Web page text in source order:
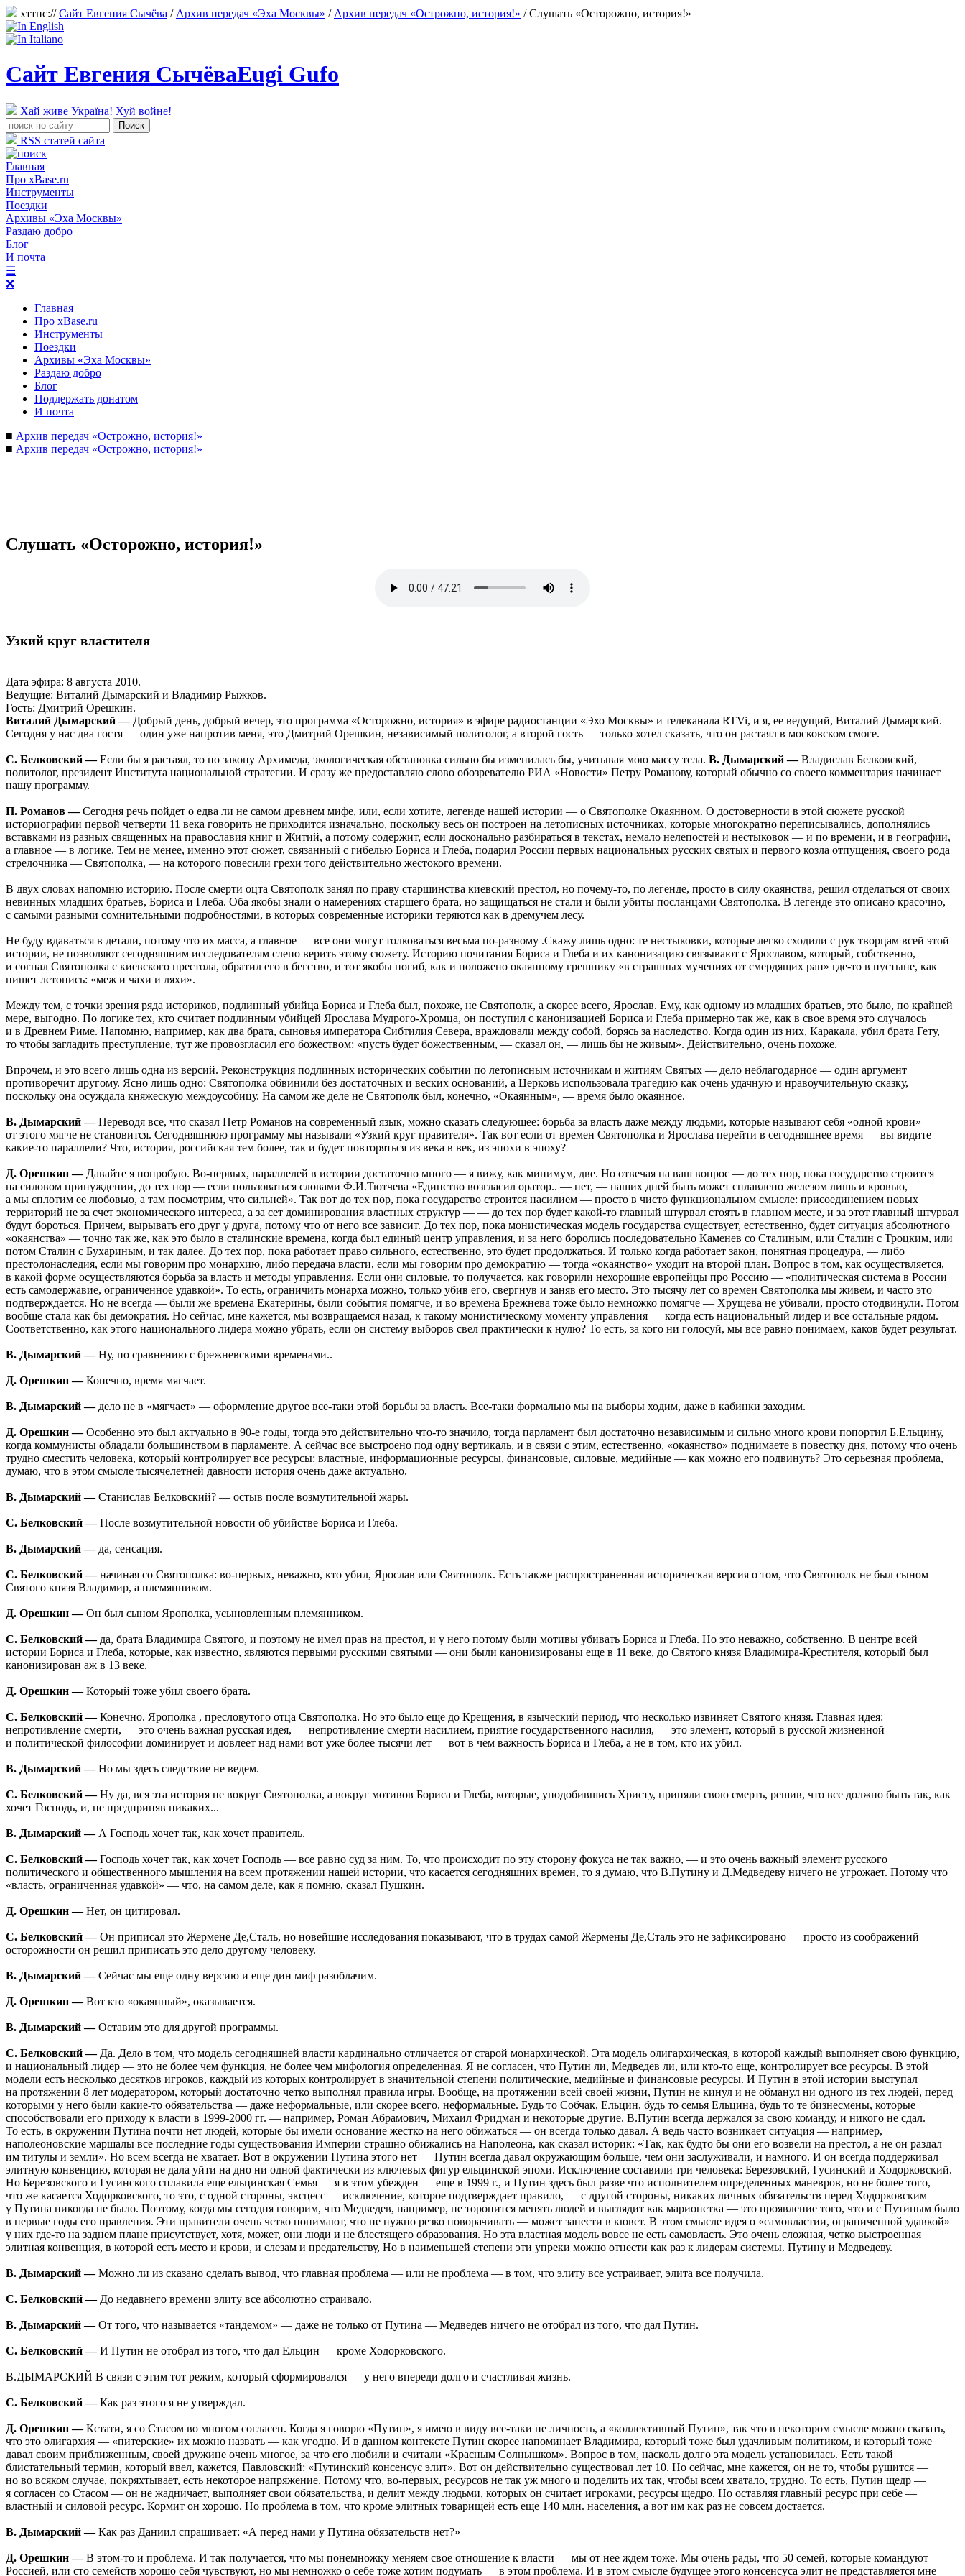
хттпс://Сайт Евгения Сычёва / Архив передач «Эха Москвы» / Архив передач «Острожно, история!» /Слушать «Осторожно, история!»
Сайт Евгения СычёваEugi Gufo
Хай живе Україна! Хуй войне!
RSS статей сайта
Главная
Про xBase.ru
Инструменты
Поездки
Архивы «Эха Москвы»
Раздаю добро
Блог
И почта
☰
❌
Главная
Про xBase.ru
Инструменты
Поездки
Архивы «Эха Москвы»
Раздаю добро
Блог
Поддержать донатом
И почта
■ Архив передач «Острожно, история!»
■ Архив передач «Острожно, история!»
Слушать «Осторожно, история!»
Узкий круг властителя
Дата эфира: 8 августа 2010.
Ведущие: Виталий Дымарский и Владимир Рыжков.
Гость: Дмитрий Орешкин.
Виталий Дымарский —Добрый день, добрый вечер, это программа «Осторожно, история» в эфире радиостанции «Эхо Москвы» и телеканала RTVi, и я, ее ведущий, Виталий Дымарский.
Сегодня у нас два гостя — один уже напротив меня, это Дмитрий Орешкин, независимый политолог, а второй гость — только хотел сказать, что он растаял в московском смоге.
С. Белковский —Если бы я растаял, то по закону Архимеда, экологическая обстановка сильно бы изменилась бы, учитывая мою массу тела. В. Дымарский —Владислав Белковский,
политолог, президент Института национальной стратегии. И сразу же предоставляю слово обозревателю РИА «Новости» Петру Романову, который обычно со своего комментария начинает
нашу программу.
П. Романов —Сегодня речь пойдет о едва ли не самом древнем мифе, или, если хотите, легенде нашей истории — о Святополке Окаянном. О достоверности в этой сюжете русской
историографии первой четверти 11 века говорить не приходится изначально, поскольку весь он построен на летописных источниках, которые многократно переписывались, дополнялись
вставками из разных священных на православия книг и Житий, а потому содержит, если досконально разбираться в текстах, немало нелепостей и нестыковок — и по времени, и в географии,
а главное — в логике. Тем не менее, именно этот сюжет, связанный с гибелью Бориса и Глеба, подарил России первых национальных русских святых и первого козла отпущения, своего рода
стрелочника — Святополка, — на которого повесили грехи того действительно жестокого времени.
В двух словах напомню историю. После смерти оцта Святополк занял по праву старшинства киевский престол, но почему-то, по легенде, просто в силу окаянства, решил отделаться от своих
невинных младших братьев, Бориса и Глеба. Оба якобы знали о намерениях старшего брата, но защищаться не стали и были убиты посланцами Святополка. В легенде это описано красочно,
с самыми разными сомнительными подробностями, в которых современные историки теряются как в дремучем лесу.
Не буду вдаваться в детали, потому что их масса, а главное — все они могут толковаться весьма по-разному .Скажу лишь одно: те нестыковки, которые легко сходили с рук творцам всей этой
истории, не позволяют сегодняшним исследователям слепо верить этому сюжету. Историю почитания Бориса и Глеба и их канонизацию связывают с Ярославом, который, собственно,
и согнал Святополка с киевского престола, обратил его в бегство, и тот якобы погиб, как и положено окаянному грешнику «в страшных мучениях от смердящих ран» где-то в пустыне, как
пишет летопись: «меж и чахи и ляхи».
Между тем, с точки зрения ряда историков, подлинный убийца Бориса и Глеба был, похоже, не Святополк, а скорее всего, Ярослав. Ему, как одному из младших братьев, это было, по крайней
мере, выгодно. По логике тех, кто считает подлинным убийцей Ярослава Мудрого-Хромца, он поступил с канонизацией Бориса и Глеба примерно так же, как в свое время это случалось
и в Древнем Риме. Напомню, например, как два брата, сыновья императора Сибтилия Севера, враждовали между собой, борясь за наследство. Когда один из них, Каракала, убил брата Гету,
то чтобы загладить преступление, тут же провозгласил его божеством: «пусть будет божественным, — сказал он, — лишь бы не живым». Действительно, очень похоже.
Впрочем, и это всего лишь одна из версий. Реконструкция подлинных исторических событии по летописным источникам и житиям Святых — дело неблагодарное — один аргумент
противоречит другому. Ясно лишь одно: Святополка обвинили без достаточных и веских оснований, а Церковь использовала трагедию как очень удачную и нравоучительную сказку,
поскольку она осуждала княжескую междоусобицу. На самом же деле не Святополк был, конечно, «Окаянным», — время было окаянное.
В. Дымарский —Переводя все, что сказал Петр Романов на современный язык, можно сказать следующее: борьба за власть даже между людьми, которые называют себя «одной крови» —
от этого мягче не становится. Сегодняшнюю программу мы называли «Узкий круг правителя». Так вот если от времен Святополка и Ярослава перейти в сегодняшнее время — вы видите
какие-то параллели? Что, история, российская тем более, так и будет повторяться из века в век, из эпохи в эпоху?
Д. Орешкин —Давайте я попробую. Во-первых, параллелей в истории достаточно много — я вижу, как минимум, две. Но отвечая на ваш вопрос — до тех пор, пока государство строится
на силовом принуждении, до тех пор — если пользоваться словами Ф.И.Тютчева «Единство возгласил оратор.. — нет, — наших дней быть может сплавлено железом лишь и кровью,
а мы сплотим ее любовью, а там посмотрим, что сильней». Так вот до тех пор, пока государство строится насилием — просто в чисто функциональном смысле: присоединением новых
территорий не за счет экономического интереса, а за сет доминирования властных структур — — до тех пор будет какой-то главный штурвал стоять в главном месте, и за этот главный штурвал
будут бороться. Причем, вырывать его друг у друга, потому что от него все зависит. До тех пор, пока монистическая модель государства существует, естественно, будет ситуация абсолютного
«окаянства» — точно так же, как это было в сталинские времена, когда был единый центр управления, и за него боролись последовательно Каменев со Сталиным, или Сталин с Троцким, или
потом Сталин с Бухариным, и так далее. До тех пор, пока работает право сильного, естественно, это будет продолжаться. И только когда работает закон, понятная процедура, — либо
престолонаследия, если мы говорим про монархию, либо передача власти, если мы говорим про демократию — тогда «окаянство» уходит на второй план. Вопрос в том, как осуществляется,
в какой форме осуществляются борьба за власть и методы управления. Если они силовые, то получается, как говорили нехорошие европейцы про Россию — «политическая система в России
есть самодержавие, ограниченное удавкой». То есть, ограничить монарха можно, только убив его, свергнув и заняв его место. Это тысячу лет со времен Святополка мы живем, и часто это
подтверждается. Но не всегда — были же времена Екатерины, были события помягче, и во времена Брежнева тоже было немножко помягче — Хрущева не убивали, просто отодвинули. Потом
вообще стала как бы демократия. Но сейчас, мне кажется, мы возвращаемся назад, к такому монистическому моменту управления — когда есть национальный лидер и все остальные рядом.
Соответственно, как этого национального лидера можно убрать, если он систему выборов свел практически к нулю? То есть, за кого ни голосуй, мы все равно понимаем, каков будет результат.
В. Дымарский —Ну, по сравнению с брежневскими временами..
Д. Орешкин —Конечно, время мягчает.
В. Дымарский —дело не в «мягчает» — оформление другое все-таки этой борьбы за власть. Все-таки формально мы на выборы ходим, даже в кабинки заходим.
Д. Орешкин —Особенно это был актуально в 90-е годы, тогда это действительно что-то значило, тогда парламент был достаточно независимым и сильно много крови попортил Б.Ельцину,
когда коммунисты обладали большинством в парламенте. А сейчас все выстроено под одну вертикаль, и в связи с этим, естественно, «окаянство» поднимаете в повестку дня, потому что очень
трудно сместить человека, который контролирует все ресурсы: властные, информационные ресурсы, финансовые, силовые, медийные — как можно его подвинуть? Это серьезная проблема,
думаю, что в этом смысле тысячелетней давности история очень даже актуально.
В. Дымарский —Станислав Белковский? — остыв после возмутительной жары.
С. Белковский —После возмутительной новости об убийстве Бориса и Глеба.
В. Дымарский —да, сенсация.
С. Белковский —начиная со Святополка: во-первых, неважно, кто убил, Ярослав или Святополк. Есть также распространенная историческая версия о том, что Святополк не был сыном
Святого князя Владимир, а племянником.
Д. Орешкин —Он был сыном Ярополка, усыновленным племянником.
С. Белковский —да, брата Владимира Святого, и поэтому не имел прав на престол, и у него потому были мотивы убивать Бориса и Глеба. Но это неважно, собственно. В центре всей
истории Бориса и Глеба, которые, как известно, являются первыми русскими святыми — они были канонизированы еще в 11 веке, до Святого князя Владимира-Крестителя, который был
канонизирован аж в 13 веке.
Д. Орешкин —Который тоже убил своего брата.
С. Белковский —Конечно. Ярополка , пресловутого отца Святополка. Но это было еще до Крещения, в языческий период, что несколько извиняет Святого князя. Главная идея:
непротивление смерти, — это очень важная русская идея, — непротивление смерти насилием, приятие государственного насилия, — это элемент, который в русской жизненной
и политической философии доминирует и довлеет над нами вот уже более тысячи лет — вот в чем важность Бориса и Глеба, а не в том, кто их убил.
В. Дымарский —Но мы здесь следствие не ведем.
С. Белковский —Ну да, вся эта история не вокруг Святополка, а вокруг мотивов Бориса и Глеба, которые, уподобившись Христу, приняли свою смерть, решив, что все должно быть так, как
хочет Господь, и, не предприняв никаких...
В. Дымарский —А Господь хочет так, как хочет правитель.
С. Белковский —Господь хочет так, как хочет Господь — все равно суд за ним. То, что происходит по эту сторону фокуса не так важно, — и это очень важный элемент русского
политического и общественного мышления на всем протяжении нашей истории, что касается сегодняшних времен, то я думаю, что В.Путину и Д.Медведеву ничего не угрожает. Потому что
«власть, ограниченная удавкой» — что, на самом деле, как я помню, сказал Пушкин.
Д. Орешкин —Нет, он цитировал.
С. Белковский —Он приписал это Жермене Де,Сталь, но новейшие исследования показывают, что в трудах самой Жермены Де,Сталь это не зафиксировано — просто из соображений
осторожности он решил приписать это дело другому человеку.
В. Дымарский —Сейчас мы еще одну версию и еще дин миф разоблачим.
Д. Орешкин —Вот кто «окаянный», оказывается.
В. Дымарский —Оставим это для другой программы.
С. Белковский —Да. Дело в том, что модель сегодняшней власти кардинально отличается от старой монархической. Эта модель олигархическая, в которой каждый выполняет свою функцию,
и национальный лидер — это не более чем функция, не более чем мифология определенная. Я не согласен, что Путин ли, Медведев ли, или кто-то еще, контролирует все ресурсы. В этой
модели есть несколько десятков игроков, каждый из которых контролирует в значительной степени политические, медийные и финансовые ресурсы. И Путин в этой истории выступал
на протяжении 8 лет модератором, который достаточно четко выполнял правила игры. Вообще, на протяжении всей своей жизни, Путин не кинул и не обманул ни одного из тех людей, перед
которыми у него были какие-то обязательства — даже неформальные, или скорее всего, неформальные. Будь то Собчак, Ельцин, будь то семья Ельцина, будь то те бизнесмены, которые
способствовали его приходу к власти в 1999-2000 гг. — например, Роман Абрамович, Михаил Фридман и некоторые другие. В.Путин всегда держался за свою команду, и никого не сдал.
То есть, в окружении Путина почти нет людей, которые бы имели основание жестко на него обижаться — он всегда только давал. А ведь часто возникает ситуация — например,
наполеоновские маршалы все последние годы существования Империи страшно обижались на Наполеона, как сказал историк: «Так, как будто бы они его возвели на престол, а не он раздал
им титулы и земли». Но всем всегда не хватает. Вот в окружении Путина этого нет — Путин всегда давал окружающим больше, чем они заслуживали, и намного. И он всегда поддерживал
элитную конвенцию, которая не дала уйти на дно ни одной фактически из ключевых фигур ельцинской эпохи. Исключение составили три человека: Березовский, Гусинский и Ходорковский.
Но Березовского и Гусинского сплавила еще ельцинская Семья — я в этом убежден — еще в 1999 г., и Путин здесь был разве что исполнителем определенных маневров, но не более того,
что же касается Ходорковского, то это, с одной стороны, эксцесс — исключение, которое подтверждает правило, — с другой стороны, никаких личных обязательств перед Ходорковским
у Путина никогда не было. Поэтому, когда мы сегодня говорим, что Медведев, например, не торопится менять людей и выглядит как марионетка — это проявление того, что и с Путиным было
в первые годы его правления. Эти правители очень четко понимают, что не нужно резко поворачивать — может занести в кювет. В этом смысле идея о «самовластии, ограниченной удавкой»
у них где-то на заднем плане присутствует, хотя, может, они люди и не блестящего образования. Но эта властная модель вовсе не есть самовласть. Это очень сложная, четко выстроенная
элитная конвенция, в которой есть место и крови, и слезам и предательству, Но в наименьшей степени эти упреки можно отнести как раз к лидерам системы. Путину и Медведеву.
В. Дымарский —Можно ли из сказано сделать вывод, что главная проблема — или не проблема — в том, что элиту все устраивает, элита все получила.
С. Белковский —До недавнего времени элиту все абсолютно страивало.
В. Дымарский —От того, что называется «тандемом» — даже не только от Путина — Медведев ничего не отобрал из того, что дал Путин.
С. Белковский —И Путин не отобрал из того, что дал Ельцин — кроме Ходорковского.
В.ДЫМАРСКИЙ В связи с этим тот режим, который сформировался — у него впереди долго и счастливая жизнь.
С. Белковский —Как раз этого я не утверждал.
Д. Орешкин —Кстати, я со Стасом во многом согласен. Когда я говорю «Путин», я имею в виду все-таки не личность, а «коллективный Путин», так что в некотором смысле можно сказать,
что это олигархия — «питерские» их можно назвать — как угодно. И в данном контексте Путин скорее напоминает Владимира, который тоже был удачливым политиком, и который тоже
давал своим приближенным, своей дружине очень многое, за что его любили и считали «Красным Солнышком». Вопрос в том, насколь долго эта модель установилась. Есть такой
блистательный термин, который ввел, кажется, Павловский: «Путинский консенсус элит». Вот он действительно существовал лет 10. Но сейчас, мне кажется, он не то, чтобы рушится —
но во всяком случае, покряхтывает, есть некоторое напряжение. Потому что, во-первых, ресурсов не так уж много и поделить их так, чтобы всем хватало, трудно. То есть, Путин щедр —
я согласен со Стасом — он не жадничает, выполняет свои обязательства, и делит между людьми, которых он считает игроками, ресурсы щедро. Но оставляя главный ресурс при себе —
властный и силовой ресурс. Кормит он хорошо. Но проблема в том, что кроме элитных товарищей есть еще 140 млн. населения, а вот им как раз не совсем достается.
В. Дымарский —Как раз Даниил спрашивает: «А перед нами у Путина обязательств нет?»
Д. Орешкин —В этом-то и проблема. И так получается, что мы понемножку меняем свое отношение к власти — мы от нее ждем тоже. Мы очень рады, что 50 семей, которые командуют
Россией, или сто семейств хорошо себя чувствуют, но мы немножко о себе тоже хотим подумать — в этом проблема. И в этом смысле будущее этого консенсуса элит не представляется мне